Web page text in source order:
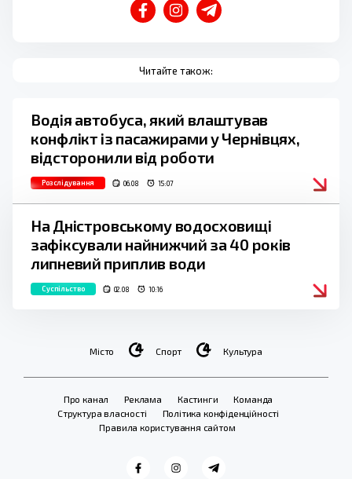
Читайте також:
Водія автобуса, який влаштував
конфлікт із пасажирами у Чернівцях,
відсторонили від роботи
Розслідування 06.08 15:07
На Дністровському водосховищі
зафіксували найнижчий за 40 років
липневий приплив води
Суспільство 02.08 10:16
Місто Спорт Культура
Про канал Реклама Кастинги
Команда
Структура власності
Політика конфіденційності
Правила користування сайтом